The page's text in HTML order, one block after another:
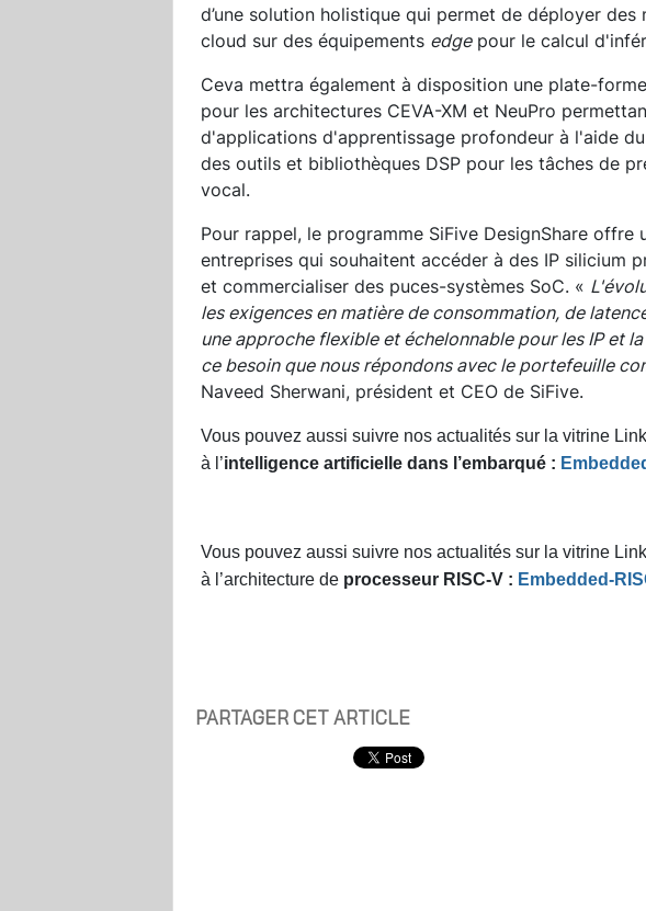
d’une solution holistique qui permet de déployer des
cloud sur des équipements edgepour le calcul
Ceva mettra également à disposition une plate-
pour les architectures CEVA-XM et NeuPro
d'applications d'apprentissage profondeur à l'aide
des outils et bibliothèques DSP pour les tâches de
vocal.
Pour rappel, le programme SiFive DesignShare offre
entreprises qui souhaitent accéder à des IP silicium
et commercialiser des puces-systèmes SoC. «
les exigences en matière de consommation, de
une approche flexible et échelonnable pour les IP et
ce besoin que nous répondons avec le portefeuille
Naveed Sherwani, président et CEO de SiFive.
Vous pouvez aussi suivre nos actualités sur la vitrine
à l’intelligence artificielle dans l’embarqué :
Vous pouvez aussi suivre nos actualités sur la vitrine
à l’architecture de processeur RISC-V : Embedded-
PARTAGER CET ARTICLE